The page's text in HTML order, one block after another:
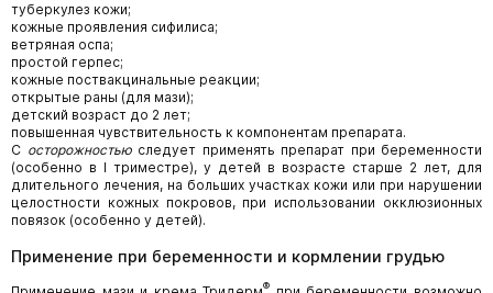
туберкулез кожи;
кожные проявления сифилиса;
ветряная оспа;
простой герпес;
кожные поствакцинальные реакции;
открытые раны (для мази);
детский возраст до 2 лет;
повышенная чувствительность к компонентам препарата.
С осторожностьюследует применять препарат при беременности
(особенно в I триместре), у детей в возрасте старше 2 лет, для
длительного лечения, на больших участках кожи или при нарушении
целостности кожных покровов, при использовании окклюзионных
повязок (особенно у детей).
Применение при беременности и кормлении грудью
®